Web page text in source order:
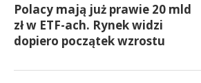
Polacy mają już prawie 20 mld
zł w ETF-ach. Rynek widzi
dopiero początek wzrostu